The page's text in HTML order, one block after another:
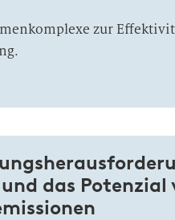
zur
das Potenzial